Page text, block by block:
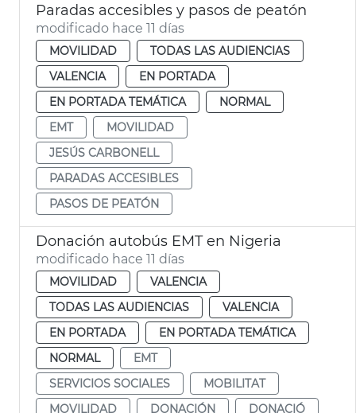
Paradas accesibles y pasos de peatón
modificado hace 11 días
MOVILIDAD
TODAS LAS AUDIENCIAS
VALENCIA
EN PORTADA
EN PORTADA TEMÁTICA
NORMAL
EMT
MOVILIDAD
JESÚS CARBONELL
PARADAS ACCESIBLES
PASOS DE PEATÓN
Donación autobús EMT en Nigeria
modificado hace 11 días
MOVILIDAD
VALENCIA
TODAS LAS AUDIENCIAS
VALENCIA
EN PORTADA
EN PORTADA TEMÁTICA
NORMAL
EMT
SERVICIOS SOCIALES
MOBILITAT
MOVILIDAD
DONACIÓN DONACIÓ